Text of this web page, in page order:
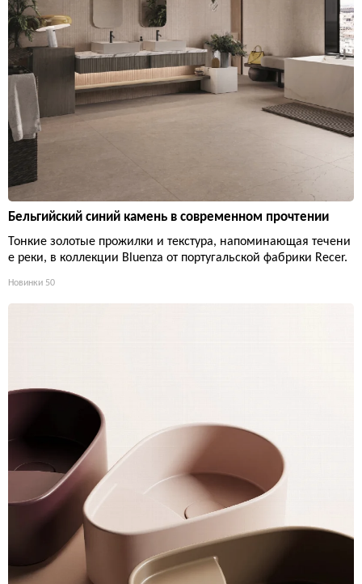
Бельгийский синий камень в современном прочтении
Тонкие золотые прожилки и текстура, напоминающая течени
е реки, в коллекции Bluenza от португальской фабрики Recer.
Новинки 50